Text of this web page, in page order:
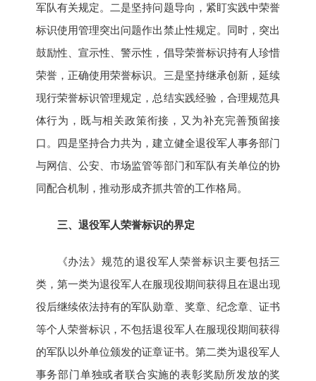
军队有关规定。二是坚持问题导向，紧盯实践中荣誉
标识使用管理突出问题作出禁止性规定。同时，突出
鼓励性、宣示性、警示性，倡导荣誉标识持有人珍惜
荣誉，正确使用荣誉标识。三是坚持继承创新，延续
现行荣誉标识管理规定，总结实践经验，合理规范具
体行为，既与相关政策衔接，又为补充完善预留接
口。四是坚持合力共为，建立健全退役军人事务部门
与网信、公安、市场监管等部门和军队有关单位的协
同配合机制，推动形成齐抓共管的工作格局。
三、退役军人荣誉标识的界定
《办法》规范的退役军人荣誉标识主要包括三
类，第一类为退役军人在服现役期间获得且在退出现
役后继续依法持有的军队勋章、奖章、纪念章、证书
等个人荣誉标识，不包括退役军人在服现役期间获得
的军队以外单位颁发的证章证书。第二类为退役军人
事务部门单独或者联合实施的表彰奖励所发放的奖